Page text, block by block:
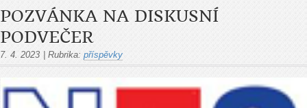
POZVÁNKA NA DISKUSNÍ
PODVEČER
7. 4. 2023 Rubrika: příspěvky